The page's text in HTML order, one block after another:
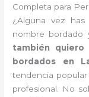
Completa para
¿Alguna vez
nombre bordado
también quiero
bordados en
tendencia
profesional. No